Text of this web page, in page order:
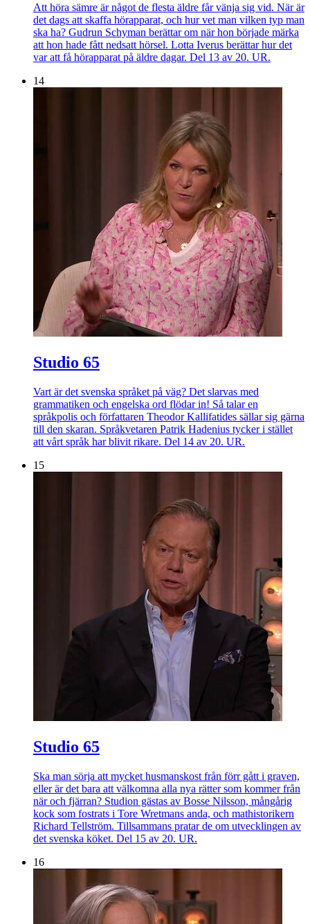
Att höra sämre är något de flesta äldre får vänja sig vid. När är
det dags att skaffa hörapparat, och hur vet man vilken typ man
ska ha? Gudrun Schyman berättar om när hon började märka
att hon hade fått nedsatt hörsel. Lotta Iverus berättar hur det
var att få hörapparat på äldre dagar. Del 13 av 20. UR.
14
Studio 65
Vart är det svenska språket på väg? Det slarvas med
grammatiken och engelska ord flödar in! Så talar en
språkpolis och författaren Theodor Kallifatides sällar sig gärna
till den skaran. Språkvetaren Patrik Hadenius tycker i stället
att vårt språk har blivit rikare. Del 14 av 20. UR.
15
Studio 65
Ska man sörja att mycket husmanskost från förr gått i graven,
eller är det bara att välkomna alla nya rätter som kommer från
när och fjärran? Studion gästas av Bosse Nilsson, mångårig
kock som fostrats i Tore Wretmans anda, och mathistorikern
Richard Tellström. Tillsammans pratar de om utvecklingen av
det svenska köket. Del 15 av 20. UR.
16